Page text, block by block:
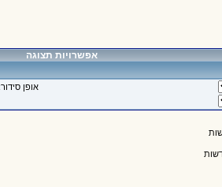
אפשרויות תצוגה
אופן סידור: